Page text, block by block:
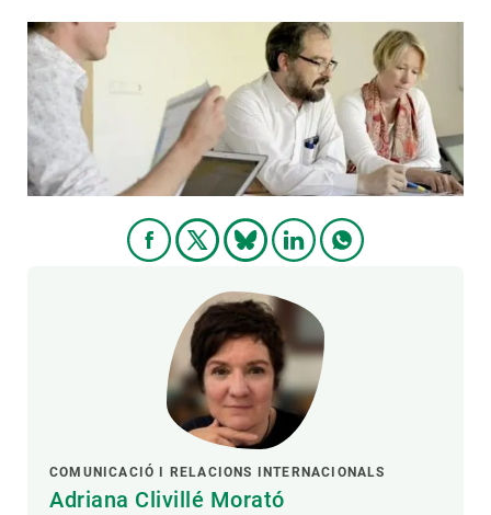
COMUNICACIÓ I RELACIONS INTERNACIONALS
Adriana Clivillé Morató